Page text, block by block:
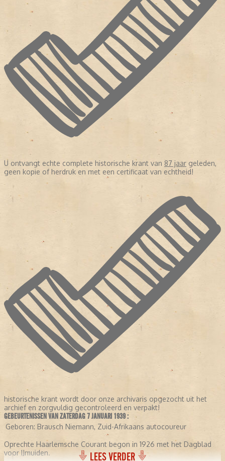
U ontvangt echte complete historische krant van 87 jaar geleden,
geen kopie of herdruk en met een certificaat van echtheid!
historische krant wordt door onze archivaris opgezocht uit het
archief en zorgvuldig gecontroleerd en verpakt!
GEBEURTENISSEN VAN ZATERDAG 7 JANUARI 1939 :
Geboren: Brausch Niemann, Zuid-Afrikaans autocoureur
Oprechte Haarlemsche Courant begon in 1926 met het Dagblad
voor IJmuiden.
LEES VERDER